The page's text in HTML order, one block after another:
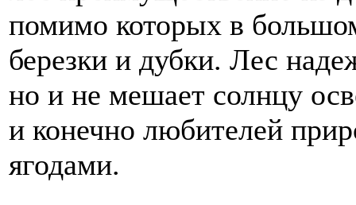
помимо которых в
березки и дубки. Лес
но и не мешает солнцу
и конечно любителей
ягодами.